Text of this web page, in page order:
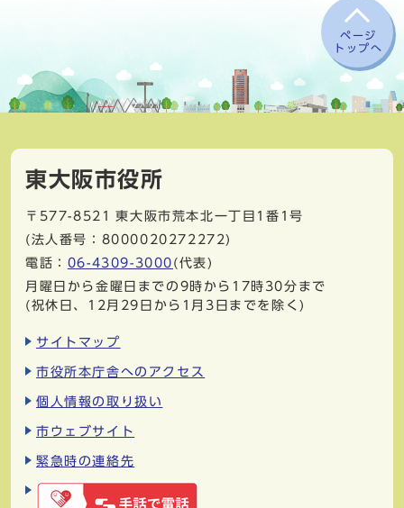
ページ
トップへ
東大阪市役所
〒577-8521
東大阪市荒本北一丁目1番1号
(法人番号：8000020272272)
電話： 06-4309-3000 (代表)
月曜日から金曜日までの9時から17時30分まで
(祝休日、12月29日から1月3日までを除く)
サイトマップ
市役所本庁舎へのアクセス
個人情報の取り扱い
市ウェブサイト
緊急時の連絡先